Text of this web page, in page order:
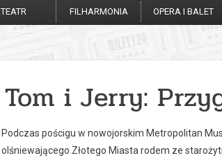
TEATR FILHARMONIA OPERA I BALET
Tom i Jerry:
Podczas pościgu w nowojorskim Metropolitan
olśniewającego Złotego Miasta rodem ze